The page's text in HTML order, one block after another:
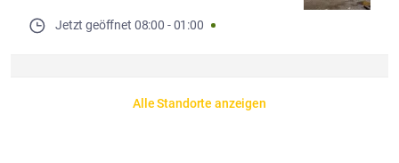
Jetzt geöffnet 08:00 -01:00
Alle Standorte anzeigen